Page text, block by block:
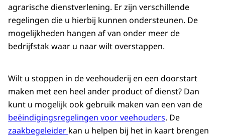
agrarische dienstverlening. Er zijn verschillende
regelingen die u hierbij kunnen ondersteunen. De
mogelijkheden hangen af van onder meer de
bedrijfstak waar u naar wilt overstappen.
Wilt u stoppen in de veehouderij en een doorstart
maken met een heel ander product of dienst? Dan
kunt u mogelijk ook gebruik maken van een van de
beëindigingsregelingen voor veehouders. De
zaakbegeleider kan u helpen bij het in kaart brengen